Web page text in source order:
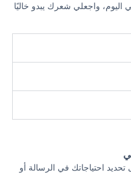
واجعلي شعرك يبدو خاليًا
احتياجاتك في الرسالة أو